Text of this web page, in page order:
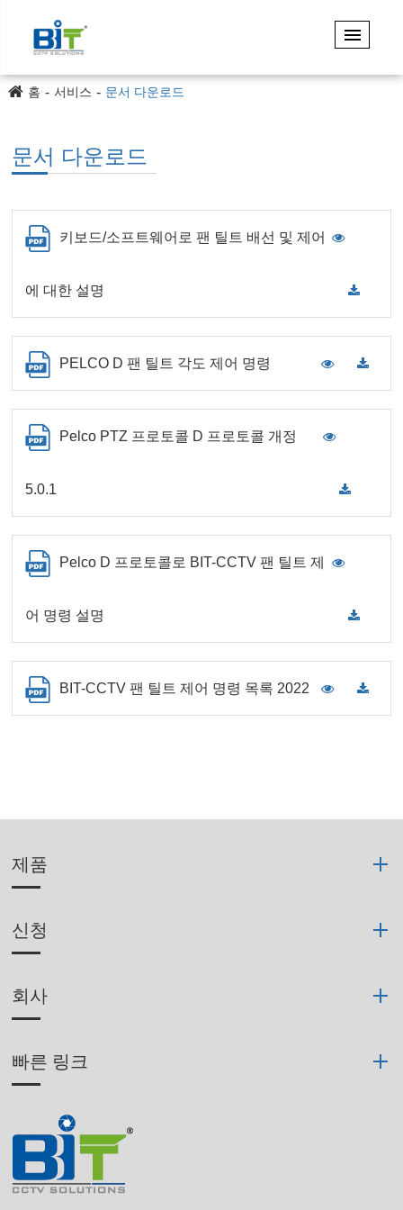
홈 서비스 문서 다운로드
문서 다운로드
키보드/소프트웨어로 팬 틸트 배선 및 제어
에 대한 설명
PELCO D 팬 틸트 각도 제어 명령
Pelco PTZ 프로토콜 D 프로토콜 개정
5.0.1
Pelco D 프로토콜로 BIT-CCTV 팬 틸트 제
어 명령 설명
BIT-CCTV 팬 틸트 제어 명령 목록 2022
제품
신청
회사
빠른 링크